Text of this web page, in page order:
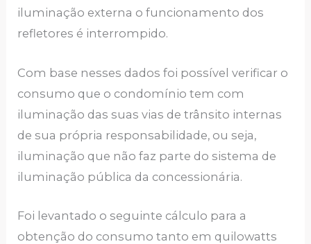
iluminação externa o funcionamento dos
refletores é interrompido.
Com base nesses dados foi possível verificar o
consumo que o condomínio tem com
iluminação das suas vias de trânsito internas
de sua própria responsabilidade, ou seja,
iluminação que não faz parte do sistema de
iluminação pública da concessionária.
Foi levantado o seguinte cálculo para a
obtenção do consumo tanto em quilowatts